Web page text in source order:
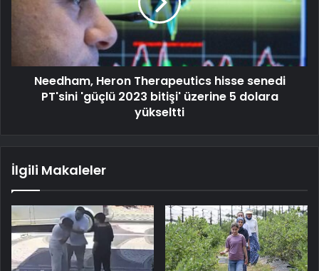
Needham, Heron Therapeutics hisse senedi
PT'sini 'güçlü 2023 bitişi' üzerine 5 dolara
yükseltti
İlgili Makaleler